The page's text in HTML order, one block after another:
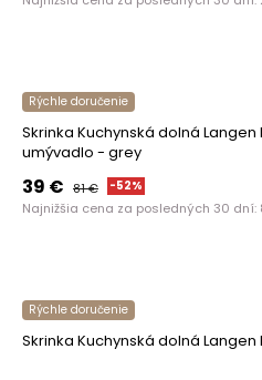
Rýchle doručenie
Skrinka Kuchynská dolná
umývadlo - grey
39 € 81€ -52%
Najnižšia cena za posledných 30 dní:
Rýchle doručenie
Skrinka Kuchynská dolná